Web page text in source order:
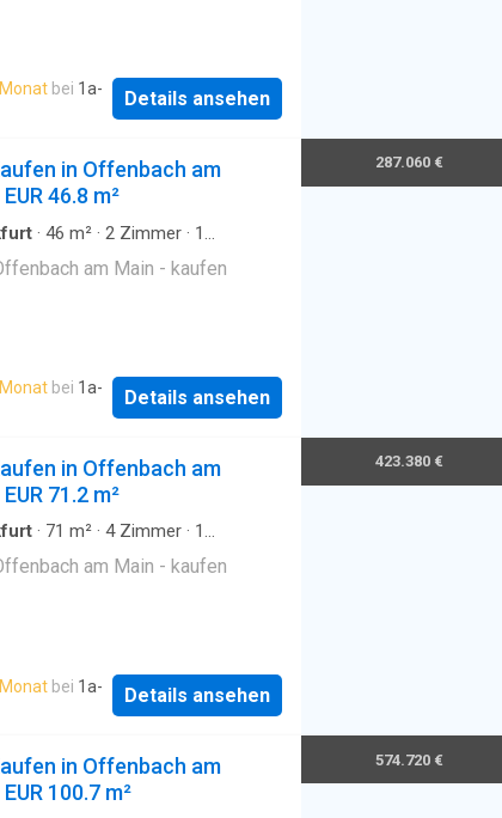
bei 1a-
Details ansehen
in Offenbach am
46.8 m²
· 46 m² · 2 Zimmer · 1
am Main - kaufen
bei 1a-
Details ansehen
287.060 €
in Offenbach am
71.2 m²
· 71 m² · 4Zimmer · 1
am Main - kaufen
bei 1a-
Details ansehen
423.380 €
in Offenbach am
100.7 m²
574.720 €